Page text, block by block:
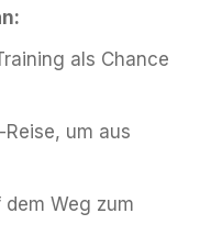
als Chance
um aus
dem Weg zum